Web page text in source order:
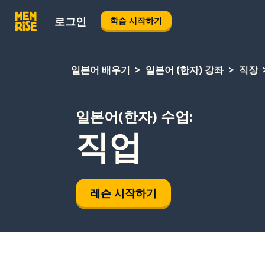
로그인 학습 시작하기
일본어 배우기 일본어 (한자) 강좌 직장
일본어(한자) 수업:
직업
레슨 시작하기